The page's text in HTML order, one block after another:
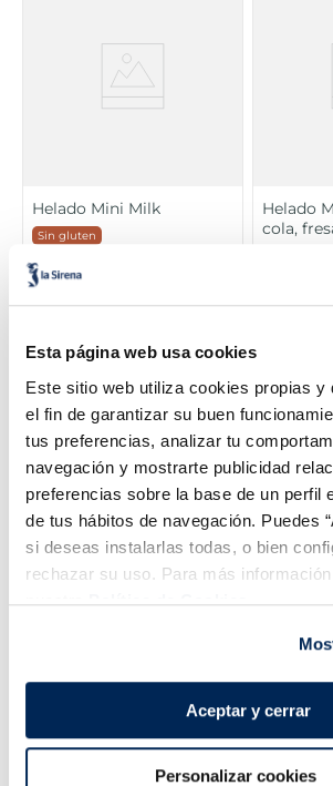
Esta página web usa cookies
Este sitio web utiliza cookies propias y
el fin de garantizar su buen
tus preferencias, analizar tu
navegación y mostrarte publicidad
preferencias sobre la base de un perfil
de tus hábitos de navegación. Puedes
si deseas instalarlas todas, o bien
rechazar su uso. Para más
nuestraPolítica de Cookies.
Aceptar y cerrar
Personalizar cookies
Helado Mini Milk
Sin gluten
4,99 €
Helado
cola,
Minicups Häagen-Dazs
7,49 € Pack 4u 380 ml
Polo
2,99 €